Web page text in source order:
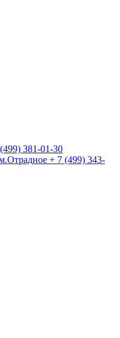
381-01-30
+ 7 (499) 343-